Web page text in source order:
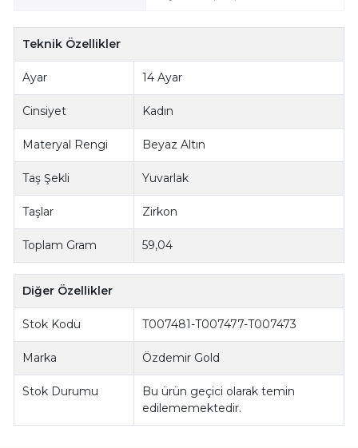
Teknik Özellikler
Ayar 14 Ayar
Cinsiyet Kadın
Materyal Rengi Beyaz Altın
Taş Şekli Yuvarlak
Taşlar Zirkon
Toplam Gram 59,04
Diğer Özellikler
Stok Kodu T007481-T007477-T007473
Marka Özdemir Gold
Stok Durumu
Bu ürün geçici olarak temin
edilememektedir.